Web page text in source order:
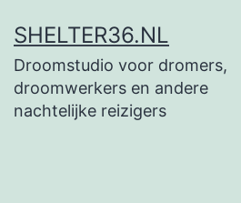
naar
de
inhoud
SHELTER36.NL
Droomstudio voor dromers,
droomwerkers en andere
nachtelijke reizigers